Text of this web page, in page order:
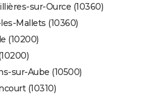
sur-Ource (10360)
Mallets (10360)
(10200)
sur-Aube (10500)
(10310)